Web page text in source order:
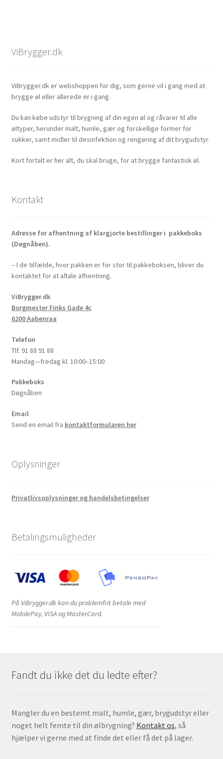
ViBrygger.dk
ViBrygger.dk er webshoppen for dig, som gerne vil i gang med at
brygge øl eller allerede er i gang.
Du kan købe udstyr til brygning af din egen øl og råvarer til alle
øltyper, herunder malt, humle, gær og forskellige former for
sukker, samt midler til desinfektion og rengøring af dit brygudstyr.
Kort fortalt er her alt, du skal bruge, for at brygge fantastisk øl.
Kontakt
Adresse for afhentning af klargjorte bestillinger i pakkeboks
(Døgnåben).
– I de tilfælde, hvor pakken er for stor til pakkeboksen, bliver du
kontaktet for at aftale afhentning.
ViBrygger.dk
Borgmester Finks Gade 4c
6200 Aabenraa
Telefon
Tlf. 91 88 91 88
Mandag—fredag kl. 10:00–15:00
Pakkeboks
Døgnåben
Email
Send en email fra kontaktformularen her
Oplysninger
Privatlivsoplysninger og handelsbetingelser
Betalingsmuligheder
På ViBrygger.dk kan du problemfrit betale med
MobilePay, VISA og MasterCard.
Fandt du ikke det du ledte efter?
Mangler du en bestemt malt, humle, gær, brygudstyr eller
noget helt femte til din ølbrygning? Kontakt os, så
hjælper vi gerne med at finde det eller få det på lager.